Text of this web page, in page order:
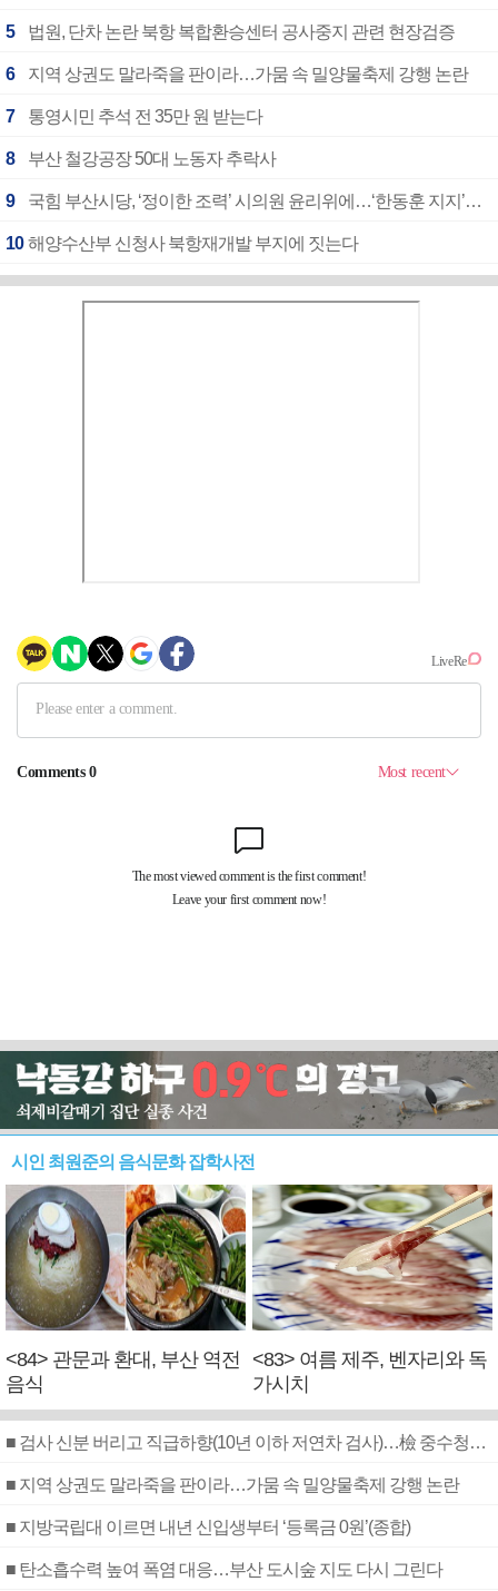
5 법원, 단차 논란 북항 복합환승센터 공사중지 관련 현장검증
6 지역 상권도 말라죽을 판이라…가뭄 속 밀양물축제 강행 논란
7 통영시민 추석 전 35만 원 받는다
8 부산 철강공장 50대 노동자 추락사
9 국힘 부산시당, ‘정이한 조력’ 시의원 윤리위에…‘한동훈 지지’도 신고접수
10 해양수산부 신청사 북항재개발 부지에 짓는다
시인 최원준의 음식문화 잡학사전
<84> 관문과 환대, 부산 역전
음식
<83> 여름 제주, 벤자리와 독
가시치
■ 검사 신분 버리고 직급하향(10년 이하 저연차 검사)…檢 중수청행 기피
■ 지역 상권도 말라죽을 판이라…가뭄 속 밀양물축제 강행 논란
■ 지방국립대 이르면 내년 신입생부터 ‘등록금 0원’(종합)
■ 탄소흡수력 높여 폭염 대응…부산 도시숲 지도 다시 그린다